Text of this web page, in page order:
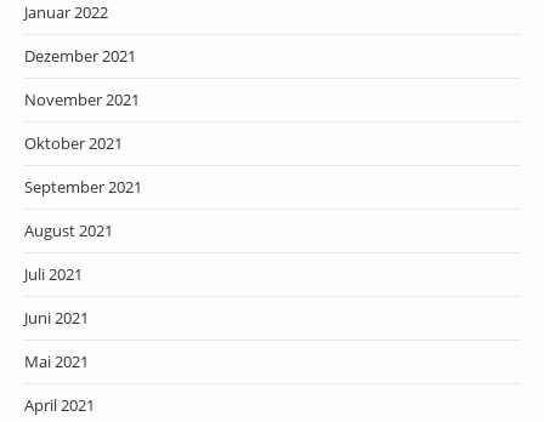
Januar 2022
Dezember 2021
November 2021
Oktober 2021
September 2021
August 2021
Juli 2021
Juni 2021
Mai 2021
April 2021